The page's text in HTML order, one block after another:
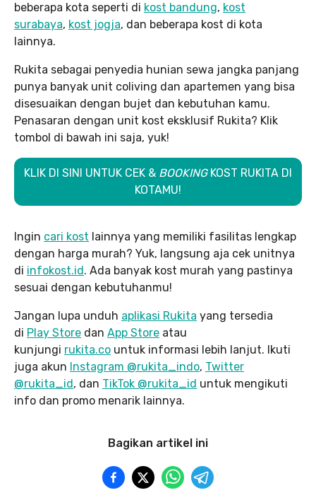
beberapa kota seperti di kost bandung, kost
surabaya, kost jogja, dan beberapa kost di kota
lainnya.
Rukita sebagai penyedia hunian sewa jangka panjang
punya banyak unit coliving dan apartemen yang bisa
disesuaikan dengan bujet dan kebutuhan kamu.
Penasaran dengan unit kost eksklusif Rukita? Klik
tombol di bawah ini saja, yuk!
KLIK DI SINI UNTUK CEK & BOOKING KOST RUKITA DI
KOTAMU!
Ingin cari kost lainnya yang memiliki fasilitas lengkap
dengan harga murah? Yuk, langsung aja cek unitnya
di infokost.id. Ada banyak kost murah yang pastinya
sesuai dengan kebutuhanmu!
Jangan lupa unduh aplikasi Rukita yang tersedia
di Play Store dan App Store atau
kunjungi rukita.co untuk informasi lebih lanjut. Ikuti
juga akun Instagram @rukita_indo, Twitter
@rukita_id, dan TikTok @rukita_id untuk mengikuti
info dan promo menarik lainnya.
Bagikan artikel ini